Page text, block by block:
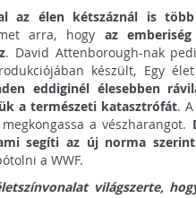
az élen kétszáznál is
arra, hogy az
. David Attenborough-nak
készült, Egy
eddiginél élesebben
a természeti katasztrófát.
a vészharangot.
segíti az új norma
a WWF.
világszerte,